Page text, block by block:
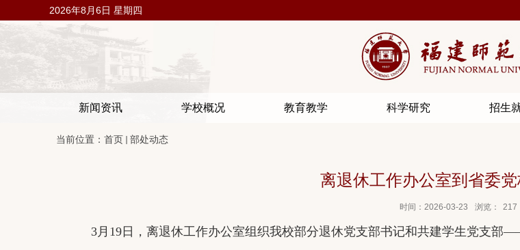
2026年8月6日 星期四
新闻资讯 学校概况 教育教学 科学研究 招生
当前位置： 首页 部处动态
离退休工作办公室到省委
时间：2026-03-23 浏览： 217
3月 19 日，离退休工作办公室组织我校部分退休党支部书记和共建学生党支部